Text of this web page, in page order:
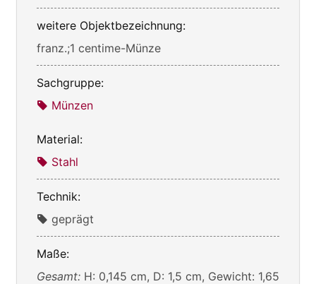
weitere Objektbezeichnung:
franz.;1 centime-Münze
Sachgruppe:
Münzen
Material:
Stahl
Technik:
geprägt
Maße:
Gesamt: H: 0,145 cm, D: 1,5 cm, Gewicht: 1,65